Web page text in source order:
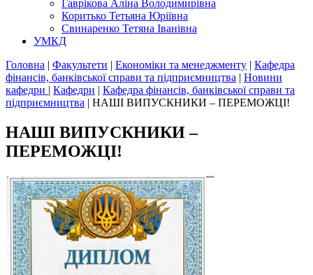
Гаврікова Аліна Володимирівна
Коритько Тетьяна Юріївна
Свинаренко Тетяна Іванівна
УМКД
Головна | Факультети | Економіки та менеджменту | Кафедра
фінансів, банківської справи та підприємництва | Новини
кафедри | Кафедри | Кафедра фінансів, банківської справи та
підприємництва | НАШІ ВИПУСКНИКИ – ПЕРЕМОЖЦІ!
НАШІ ВИПУСКНИКИ –
ПЕРЕМОЖЦІ!